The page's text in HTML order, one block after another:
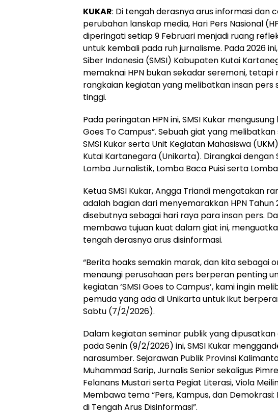
KUKAR: Di tengah derasnya arus informasi dan
perubahan lanskap media, Hari Pers Nasional
diperingati setiap 9 Februari menjadi ruang
untuk kembali pada ruh jurnalisme. Pada 2026
Siber Indonesia (SMSI) Kabupaten Kutai
memaknai HPN bukan sekadar seremoni, tetapi
rangkaian kegiatan yang melibatkan insan pers
tinggi.
Pada peringatan HPN ini, SMSI Kukar mengusung
Goes To Campus”. Sebuah giat yang
SMSI Kukar serta Unit Kegiatan Mahasiswa
Kutai Kartanegara (Unikarta). Dirangkai dengan
Lomba Jurnalistik, Lomba Baca Puisi serta
Ketua SMSI Kukar, Angga Triandi mengatakan
adalah bagian dari menyemarakkan HPN Tahun
disebutnya sebagai hari raya para insan pers.
membawa tujuan kuat dalam giat ini,
tengah derasnya arus disinformasi.
“Berita hoaks semakin marak, dan kita sebagai
menaungi perusahaan pers berperan penting
kegiatan ‘SMSI Goes to Campus’, kami ingin
pemuda yang ada di Unikarta untuk ikut
Sabtu (7/2/2026).
Dalam kegiatan seminar publik yang dipusatkan
pada Senin (9/2/2026) ini, SMSI Kukar
narasumber. Sejarawan Publik Provinsi
Muhammad Sarip, Jurnalis Senior sekaligus
Felanans Mustari serta Pegiat Literasi, Viola
Membawa tema “Pers, Kampus, dan
di Tengah Arus Disinformasi”.